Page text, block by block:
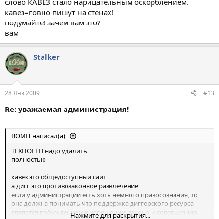
слово КАВЕЗ стало нарицательным оскорблением.
кавез=говно пишут на стенах!
подумайте! зачем вам это?
вам
Stalkеr
28 Янв 2009 #13
Re: уважаемая администрация!
ВОМП написал(а):
ТЕХНОГЕН надо удалить
полностью
кавез это общедоступный сайт
а дигг это противозаконное развлечение
если у администрации есть хоть немного правосознания, то
она должна понимать что поддержка диггерского ресурса
является побуждением к нарушению закона, к совершению
Нажмите для раскрытия...